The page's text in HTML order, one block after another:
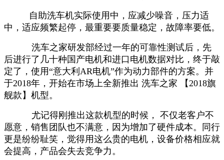
自助洗车机实际使用中，应减少噪音，压力适
中，适应频繁起停，最重要要质量稳定，故障率要低。
洗车之家研发部经过一年的可靠性测试后，先
后进行了几十种国产电机和进口电机数据对比，终于敲
定了，使用“意大利AR电机”作为动力部件的方案。并
于2018年，开始在市场上全新推出 洗车之家 【2018旗
舰款】机型。
尤记得刚推出这款机型的时候， 不仅老客户不
愿意， 销售团队也不满意， 因为增加了硬件成本。同行
更是纷纷耻笑，觉得用这么贵的电机，设备价格相应就
会提高，产品会失去竞争力。